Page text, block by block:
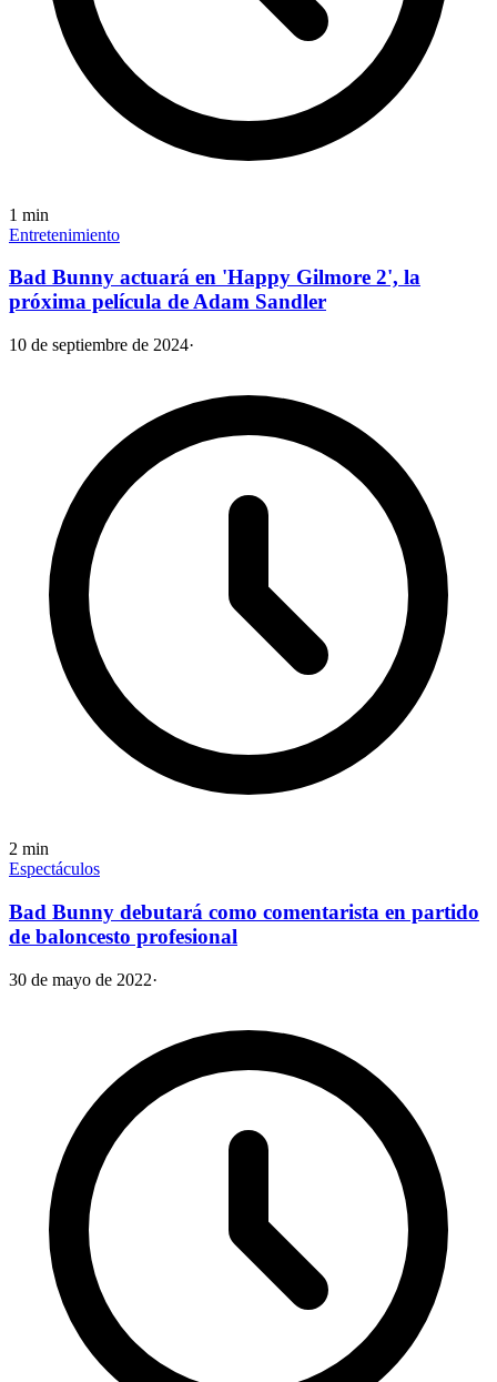
1 min
Entretenimiento
Bad Bunny actuará en 'Happy Gilmore 2', la
próxima película de Adam Sandler
10 de septiembre de 2024·
2 min
Espectáculos
Bad Bunny debutará como comentarista en partido
de baloncesto profesional
30 de mayo de 2022·